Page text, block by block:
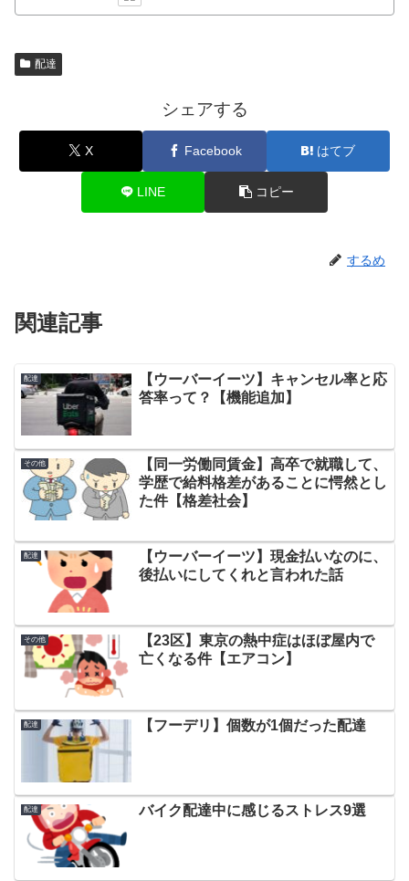
配達
シェアする
X Facebook はてブ
LINE コピー
するめ
関連記事
配達
【ウーバーイーツ】キャンセル率と応
答率って？【機能追加】
その他
【同一労働同賃金】高卒で就職して、
学歴で給料格差があることに愕然とし
た件【格差社会】
配達
【ウーバーイーツ】現金払いなのに、
後払いにしてくれと言われた話
その他
【23区】東京の熱中症はほぼ屋内で
亡くなる件【エアコン】
配達 【フーデリ】個数が1個だった配達
配達 バイク配達中に感じるストレス9選